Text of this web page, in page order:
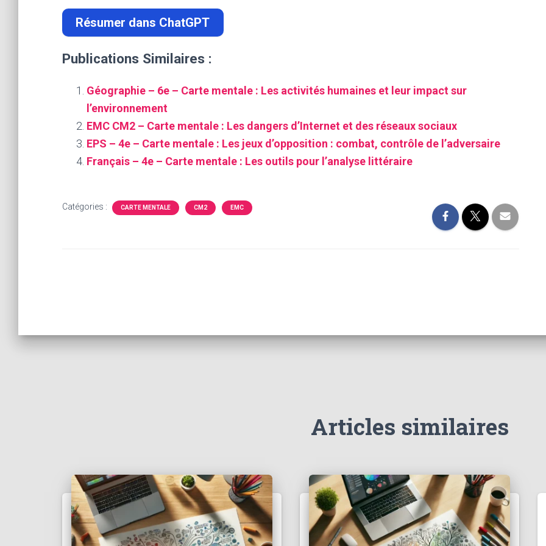
Résumer dans ChatGPT
Publications Similaires :
Géographie – 6e – Carte mentale : Les activités humaines et leur impact sur
l’environnement
EMC CM2 – Carte mentale : Les dangers d’Internet et des réseaux sociaux
EPS – 4e – Carte mentale : Les jeux d’opposition : combat, contrôle de l’adversaire
Français – 4e – Carte mentale : Les outils pour l’analyse littéraire
Catégories : CARTE MENTALE CM2 EMC
Articles similaires